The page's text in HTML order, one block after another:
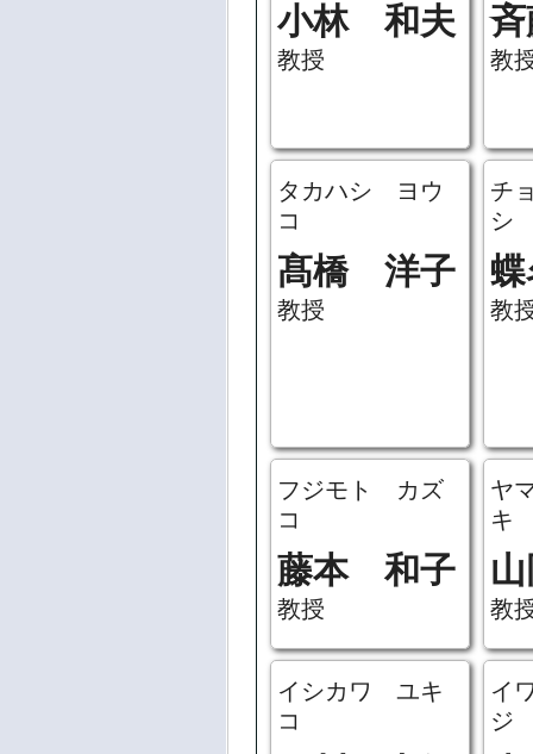
小林 和夫
教授
教
タカハシ ヨウ
コ
髙橋 洋子
教授
チ
シ
教
フジモト カズ
コ
藤本 和子
教授
ヤ
キ
教
イシカワ ユキ
コ
イ
ジ